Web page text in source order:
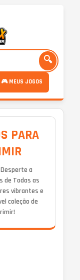
🔍
🎮 MEUS JOGOS
PARA
a
de Todas as
vibrantes e
coleção de